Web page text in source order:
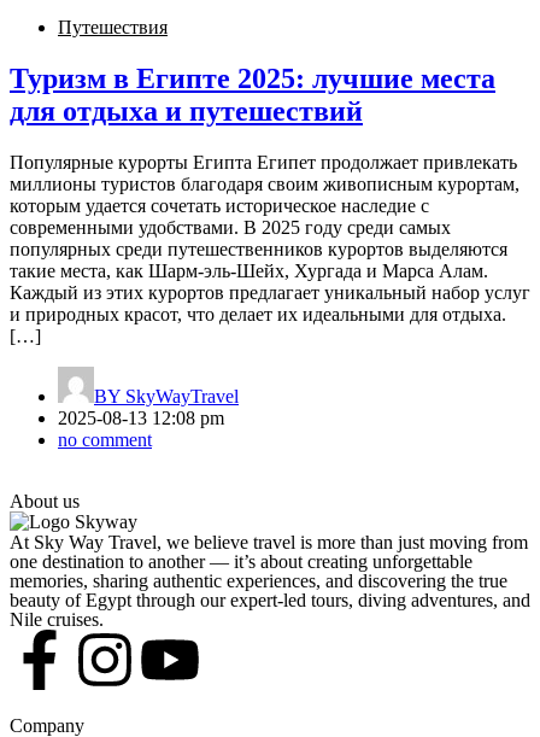
Путешествия
Туризм в Египте 2025: лучшие места
для отдыха и путешествий
Популярные курорты Египта Египет продолжает привлекать
миллионы туристов благодаря своим живописным курортам,
которым удается сочетать историческое наследие с
современными удобствами. В 2025 году среди самых
популярных среди путешественников курортов выделяются
такие места, как Шарм-эль-Шейх, Хургада и Марса Алам.
Каждый из этих курортов предлагает уникальный набор услуг
и природных красот, что делает их идеальными для отдыха.
[…]
BY SkyWayTravel
2025-08-13 12:08 pm
no comment
About us
At Sky Way Travel, we believe travel is more than just moving from
one destination to another — it’s about creating unforgettable
memories, sharing authentic experiences, and discovering the true
beauty of Egypt through our expert-led tours, diving adventures, and
Nile cruises.
Company